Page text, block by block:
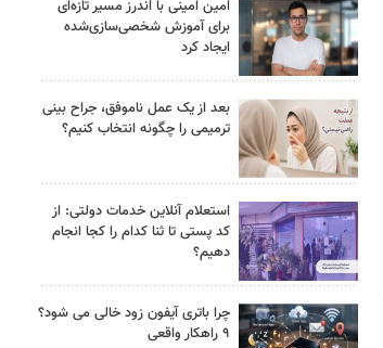
امین امینی با اندرز مسیر تازه‌ای
برای آموزش شخصی‌سازی‌شده
ایجاد کرد
بعد از یک عمل ناموفق، جراح بینی
ترمیمی را چگونه انتخاب کنیم؟
استعلام آنلاین خدمات دولتی: از
کد پستی تا ثنا کدام را کجا انجام
دهیم؟
چرا باتری آیفون زود خالی می شود؟
۹ راهکار واقعی